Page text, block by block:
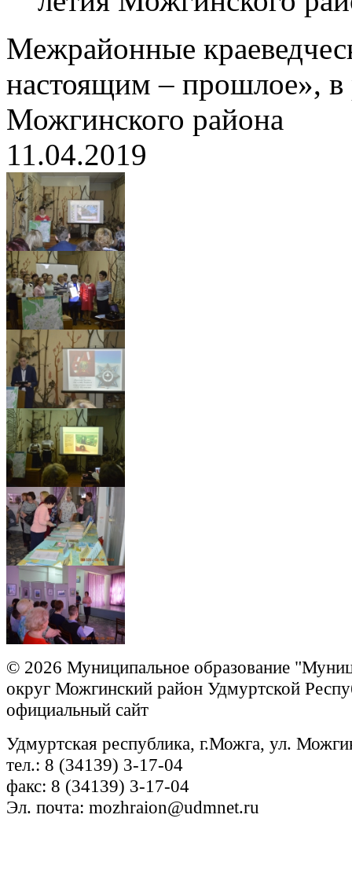
Межрайонные
настоящим – прошлое», в
Можгинского района
11.04.2019
© 2026 Муниципальное образование
округ Можгинский район Удмуртской
официальный сайт
Удмуртская республика, г.Можга, ул.
тел.: 8 (34139) 3-17-04
факс: 8 (34139) 3-17-04
Эл. почта: mozhraion@udmnet.ru